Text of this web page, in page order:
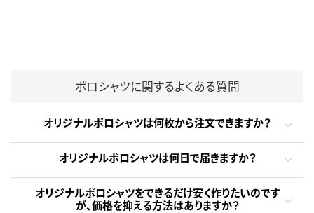
ポロシャツに関するよくある質問
オリジナルポロシャツは何枚から注文できますか？
オリジナルポロシャツは何日で届きますか？
オリジナルポロシャツをできるだけ安く作りたいのです
が、価格を抑える方法はありますか？